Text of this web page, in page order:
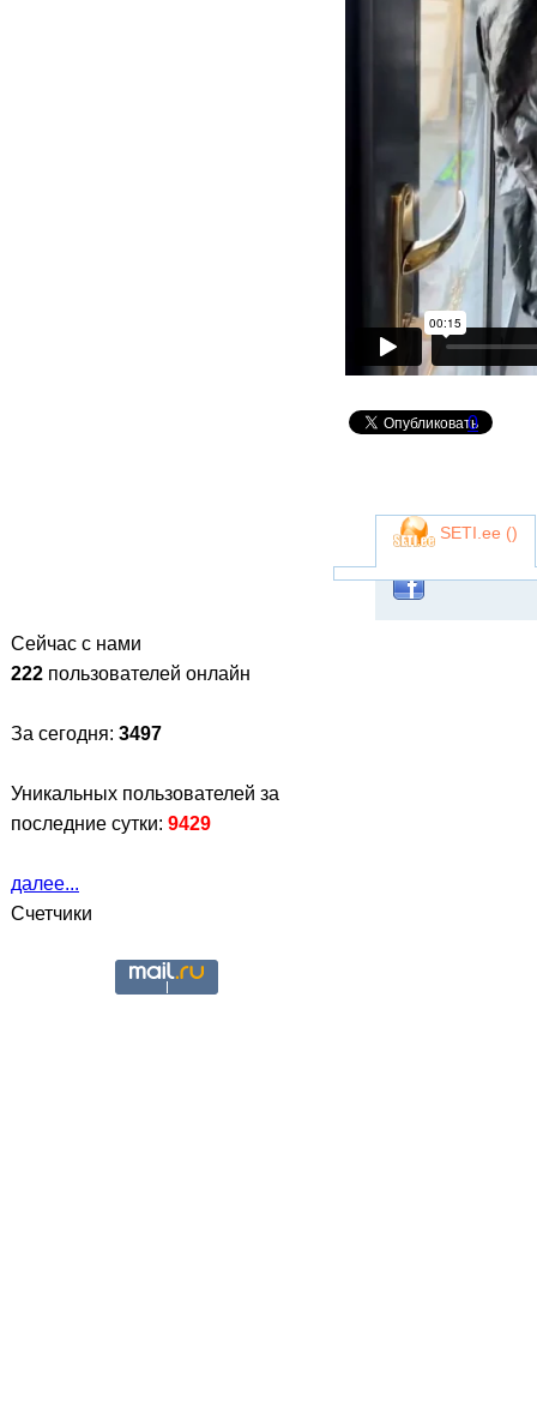
Сейчас с нами
222 пользователей онлайн
За сегодня: 3497
Уникальных пользователей за
последние сутки: 9429
далее...
Счетчики
0
SETI.ee ()